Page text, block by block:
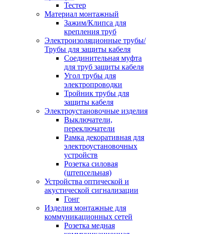
Тестер
Материал монтажный
Зажим/Клипса для
крепления труб
Электроизоляционные трубы/
Трубы для защиты кабеля
Соединительная муфта
для труб защиты кабеля
Угол трубы для
электропроводки
Тройник трубы для
защиты кабеля
Электроустановочные изделия
Выключатели,
переключатели
Рамка декоративная для
электроустановочных
устройств
Розетка силовая
(штепсельная)
Устройства оптической и
акустической сигнализации
Гонг
Изделия монтажные для
коммуникационных сетей
Розетка медная